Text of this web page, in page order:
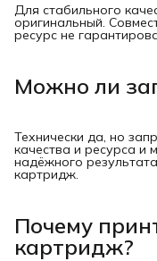
Для стабильного
оригинальный.
ресурс не
Можно ли
Технически да, но
качества и ресурса и
надёжного
картридж.
Почему
картридж?